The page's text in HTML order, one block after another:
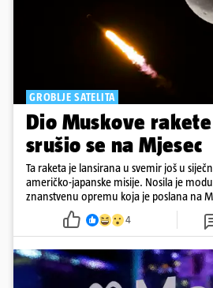
GROBLJE SATELITA
Dio Muskove rakete
srušio se na Mjesec
Ta raketa je lansirana u svemir još u
američko-japanske misije. Nosila je
znanstvenu opremu koja je poslana na
4